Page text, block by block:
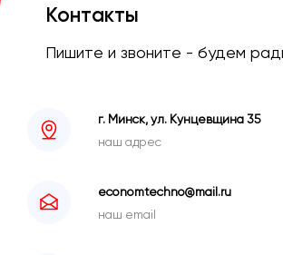
Контакты
Пишите и звоните - будем
г. Минск, ул. Кунцевщина 35
наш адрес
economtechno@mail.ru
наш email